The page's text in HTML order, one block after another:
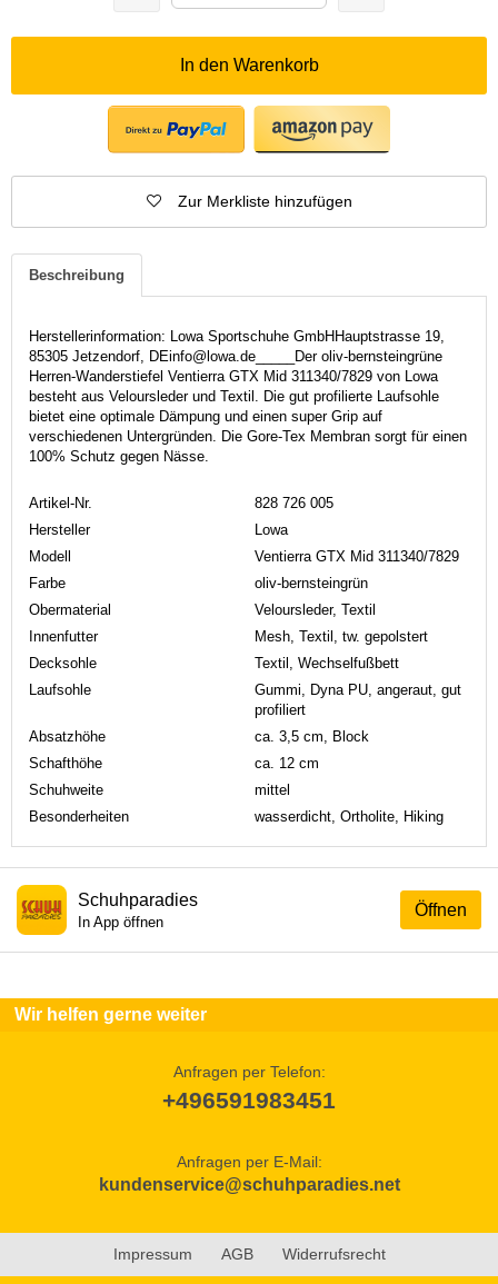
In den Warenkorb
Zur Merkliste hinzufügen
Beschreibung
Herstellerinformation: Lowa Sportschuhe GmbHHauptstrasse 19,
85305 Jetzendorf, DEinfo@lowa.de_____Der oliv-bernsteingrüne
Herren-Wanderstiefel Ventierra GTX Mid 311340/7829 von Lowa
besteht aus Veloursleder und Textil. Die gut profilierte Laufsohle
bietet eine optimale Dämpung und einen super Grip auf
verschiedenen Untergründen. Die Gore-Tex Membran sorgt für einen
100% Schutz gegen Nässe.
Artikel-Nr.
828 726 005
Hersteller
Lowa
Modell
Ventierra GTX Mid 311340/7829
Farbe
oliv-bernsteingrün
Obermaterial
Veloursleder, Textil
Innenfutter
Mesh, Textil, tw. gepolstert
Decksohle
Textil, Wechselfußbett
Laufsohle
Gummi, Dyna PU, angeraut, gut
profiliert
Absatzhöhe
ca. 3,5 cm, Block
Schafthöhe
ca. 12 cm
Schuhweite
mittel
Besonderheiten
wasserdicht, Ortholite, Hiking
Öffnen
Schuhparadies
In App öffnen
Wir helfen gerne weiter
Anfragen per Telefon:
+496591983451
Anfragen per E-Mail:
kundenservice@schuhparadies.net
Impressum AGB Widerrufsrecht